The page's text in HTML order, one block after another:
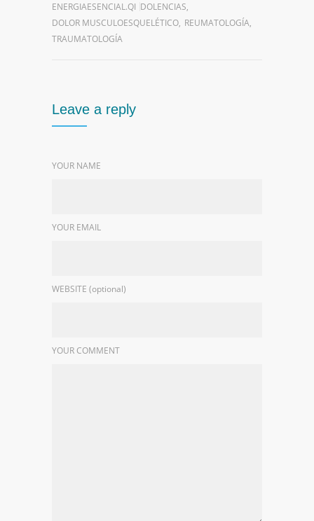
ENERGIAESENCIAL.QI DOLENCIAS,
DOLOR MUSCULOESQUELÉTICO, REUMATOLOGÍA,
TRAUMATOLOGÍA
Leave a reply
YOUR NAME
YOUR EMAIL
WEBSITE (optional)
YOUR COMMENT